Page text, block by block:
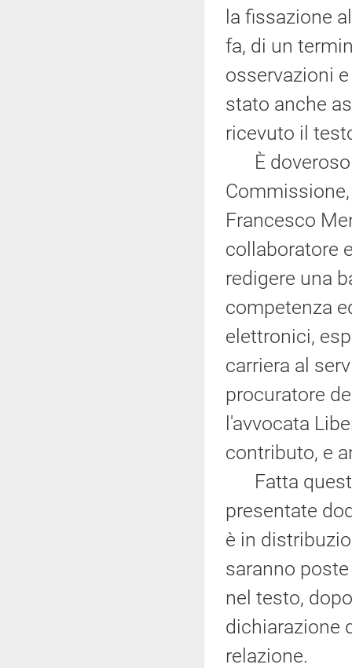
la fissazione
fa, di un
osservazioni
stato anche
ricevuto il
È doveroso
Francesco
collaboratore
redigere una
competenza
elettronici,
carriera al
procuratore
l'avvocata
contributo, e
Fatta
presentate
è in
saranno
nel testo,
dichiarazione
relazione.